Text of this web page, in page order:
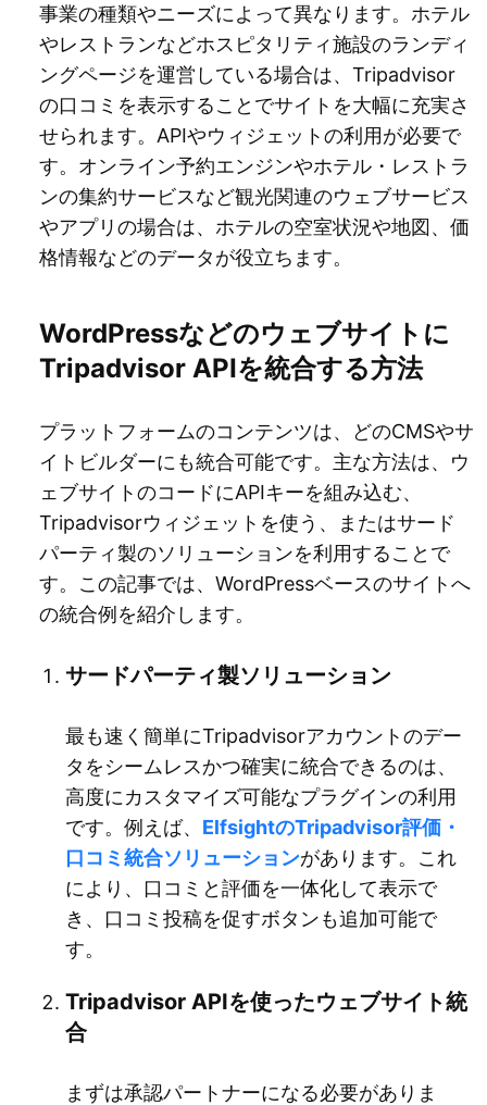
事業の種類やニーズによって異なります。ホテル
やレストランなどホスピタリティ施設のランディ
ングページを運営している場合は、Tripadvisor
の口コミを表示することでサイトを大幅に充実さ
せられます。APIやウィジェットの利用が必要で
す。オンライン予約エンジンやホテル・レストラ
ンの集約サービスなど観光関連のウェブサービス
やアプリの場合は、ホテルの空室状況や地図、価
格情報などのデータが役立ちます。
WordPressなどのウェブサイトに
Tripadvisor APIを統合する方法
プラットフォームのコンテンツは、どのCMSやサ
イトビルダーにも統合可能です。主な方法は、ウ
ェブサイトのコードにAPIキーを組み込む、
Tripadvisorウィジェットを使う、またはサード
パーティ製のソリューションを利用することで
す。この記事では、WordPressベースのサイトへ
の統合例を紹介します。
サードパーティ製ソリューション
最も速く簡単にTripadvisorアカウントのデー
タをシームレスかつ確実に統合できるのは、
高度にカスタマイズ可能なプラグインの利用
です。例えば、 ElfsightのTripadvisor評価・
口コミ統合ソリューションがあります。これ
により、口コミと評価を一体化して表示で
き、口コミ投稿を促すボタンも追加可能で
す。
Tripadvisor APIを使ったウェブサイト統
合
まずは承認パートナーになる必要がありま